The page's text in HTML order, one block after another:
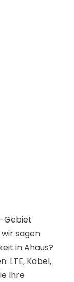
Gebiet
sagen
in Ahaus?
LTE, Kabel,
Ihre